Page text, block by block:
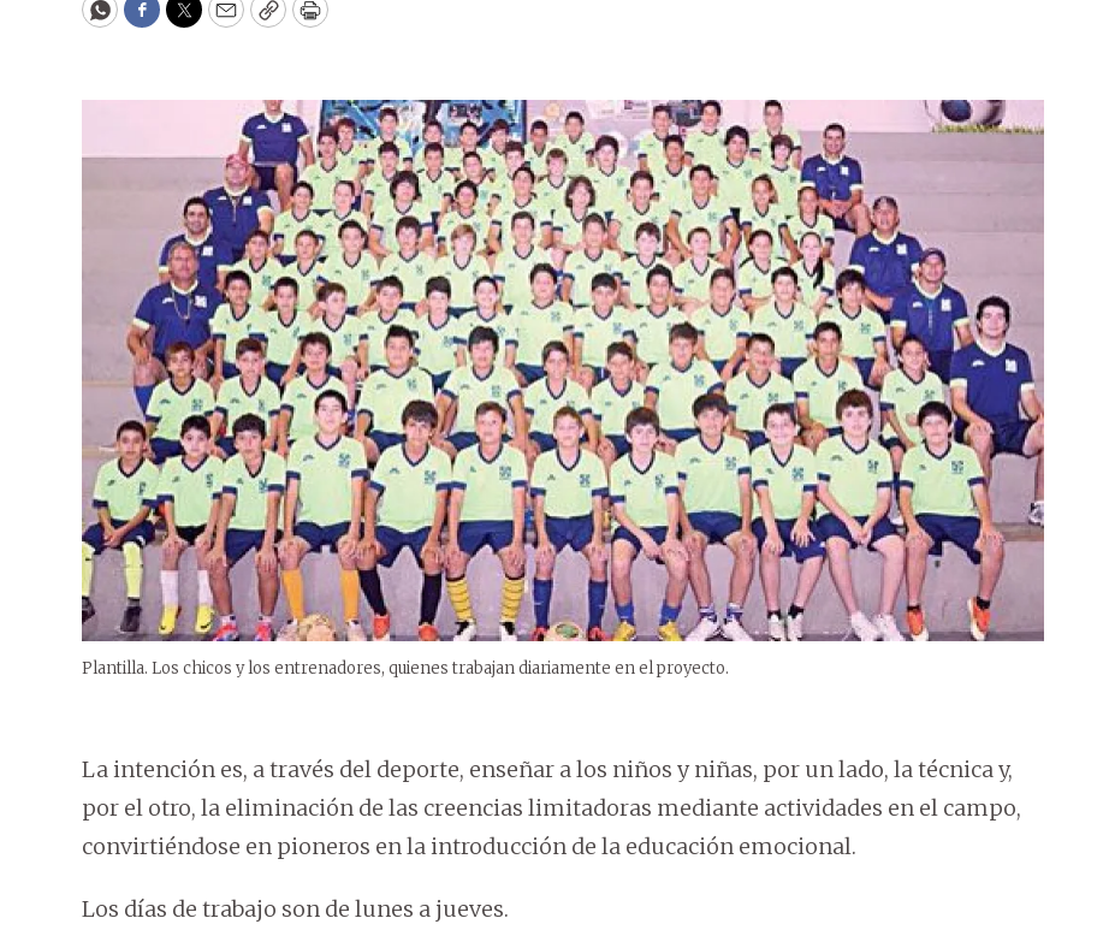
WhatsApp
Facebook
Twitter
EmailCopyPrint
Plantilla. Los chicos y los entrenadores, quienes trabajan diariamente en el proyecto.
La intención es, a través del deporte, enseñar a los niños y niñas, por un lado, la técnica y,
por el otro, la eliminación de las creencias limitadoras mediante actividades en el campo,
convirtiéndose en pioneros en la introducción de la educación emocional.
Los días de trabajo son de lunes a jueves.